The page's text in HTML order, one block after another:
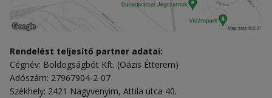
Rendelést teljesítő partner adatai:
Cégnév: Boldogságbót Kft. (Oázis Étterem)
Adószám: 27967904-2-07
Székhely: 2421 Nagyvenyim, Attila utca 40.